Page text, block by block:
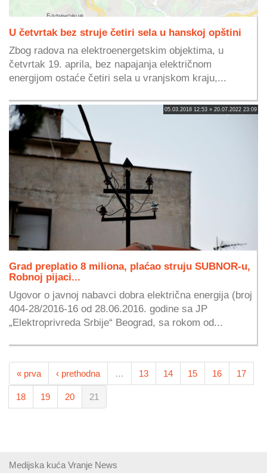
U četvrtak bez struje četiri sela u hanskoj opštini
Zbog radova na elektroenergetskim objektima, u
četvrtak 19. aprila, bez napajanja električnom
energijom ostaće četiri sela u vranjskom kraju,...
05.03.2018 12:53 » 20.07.2022 23:09
Grad preplatio 8 miliona, plaćao struju SUBNOR-u,
Robnoj pijaci...
Ugovor o javnoj nabavci dobra električna energija (broj
404-28/2016-16 od 28.06.2016. godine sa JP
„Elektroprivreda Srbije“ Beograd, sa rokom od...
« prva ‹ prethodna … 13 14 15 16 17
18 19 20 21
Medijska kuća Vranje News